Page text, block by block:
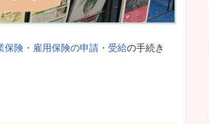
保険・雇用保険の申請・受給の手続き